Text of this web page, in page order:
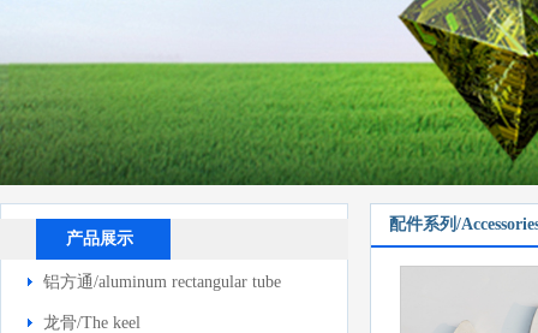
产品展示
铝方通/aluminum rectangular tube
龙骨/The keel
配件系列/